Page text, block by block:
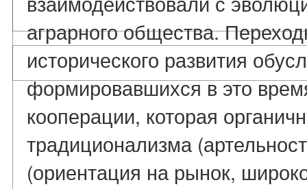
аграрного общества.
исторического развития
формировавшихся в это
кооперации, которая
традиционализма
(ориентация на рынок,